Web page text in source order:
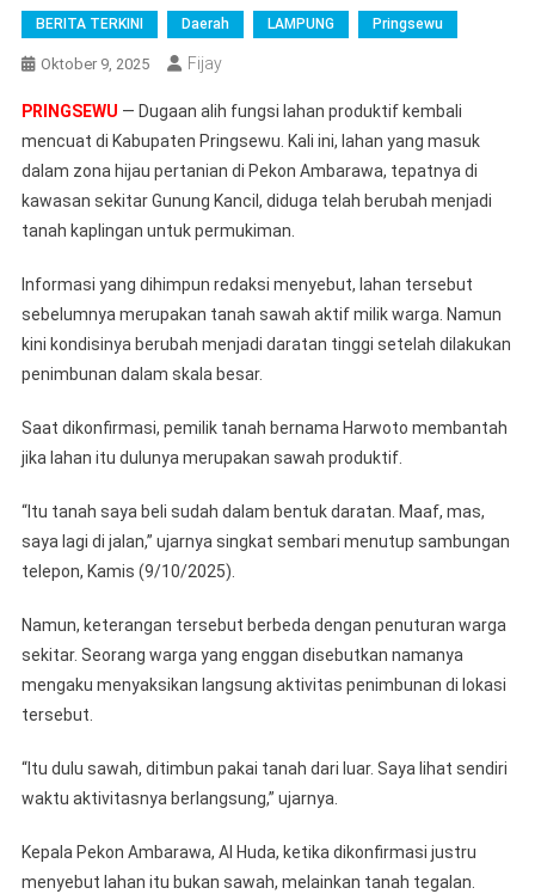
BERITA TERKINI Daerah LAMPUNG Pringsewu
Oktober 9, 2025 Fijay
PRINGSEWU — Dugaan alih fungsi lahan produktif kembali
mencuat di Kabupaten Pringsewu. Kali ini, lahan yang masuk
dalam zona hijau pertanian di Pekon Ambarawa, tepatnya di
kawasan sekitar Gunung Kancil, diduga telah berubah menjadi
tanah kaplingan untuk permukiman.
Informasi yang dihimpun redaksi menyebut, lahan tersebut
sebelumnya merupakan tanah sawah aktif milik warga. Namun
kini kondisinya berubah menjadi daratan tinggi setelah dilakukan
penimbunan dalam skala besar.
Saat dikonfirmasi, pemilik tanah bernama Harwoto membantah
jika lahan itu dulunya merupakan sawah produktif.
“Itu tanah saya beli sudah dalam bentuk daratan. Maaf, mas,
saya lagi di jalan,” ujarnya singkat sembari menutup sambungan
telepon, Kamis (9/10/2025).
Namun, keterangan tersebut berbeda dengan penuturan warga
sekitar. Seorang warga yang enggan disebutkan namanya
mengaku menyaksikan langsung aktivitas penimbunan di lokasi
tersebut.
“Itu dulu sawah, ditimbun pakai tanah dari luar. Saya lihat sendiri
waktu aktivitasnya berlangsung,” ujarnya.
Kepala Pekon Ambarawa, Al Huda, ketika dikonfirmasi justru
menyebut lahan itu bukan sawah, melainkan tanah tegalan.